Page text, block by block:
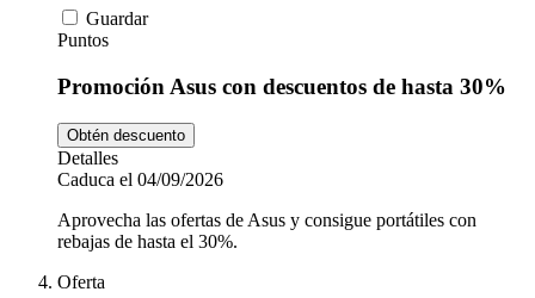
Guardar
Puntos
Promoción Asus con descuentos de hasta 30%
Obtén descuento
Detalles
Caduca el 04/09/2026
Aprovecha las ofertas de Asus y consigue portátiles con
rebajas de hasta el 30%.
Oferta